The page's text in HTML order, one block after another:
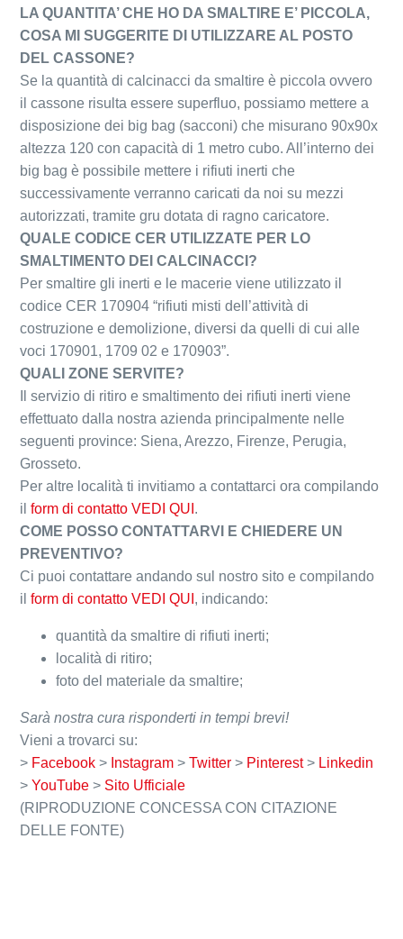
LA QUANTITA’ CHE HO DA SMALTIRE E’ PICCOLA,
COSA MI SUGGERITE DI UTILIZZARE AL POSTO
DEL CASSONE?
Se la quantità di calcinacci da smaltire è piccola ovvero
il cassone risulta essere superfluo, possiamo mettere a
disposizione dei big bag (sacconi) che misurano 90x90x
altezza 120 con capacità di 1 metro cubo. All’interno dei
big bag è possibile mettere i rifiuti inerti che
successivamente verranno caricati da noi su mezzi
autorizzati, tramite gru dotata di ragno caricatore.
QUALE CODICE CER UTILIZZATE PER LO
SMALTIMENTO DEI CALCINACCI?
Per smaltire gli inerti e le macerie viene utilizzato il
codice CER 170904 “rifiuti misti dell’attività di
costruzione e demolizione, diversi da quelli di cui alle
voci 170901, 1709 02 e 170903”.
QUALI ZONE SERVITE?
Il servizio di ritiro e smaltimento dei rifiuti inerti viene
effettuato dalla nostra azienda principalmente nelle
seguenti province: Siena, Arezzo, Firenze, Perugia,
Grosseto.
Per altre località ti invitiamo a contattarci ora compilando
ilform di contatto VEDI QUI .
COME POSSO CONTATTARVI E CHIEDERE UN
PREVENTIVO?
Ci puoi contattare andando sul nostro sito e compilando
ilform di contatto VEDI QUI , indicando:
quantità da smaltire di rifiuti inerti;
località di ritiro;
foto del materiale da smaltire;
Sarà nostra cura risponderti in tempi brevi!
Vieni a trovarci su:
> Facebook > Instagram >Twitter > Pinterest> Linkedin
> YouTube > Sito Ufficiale
(RIPRODUZIONE CONCESSA CON CITAZIONE
DELLE FONTE)